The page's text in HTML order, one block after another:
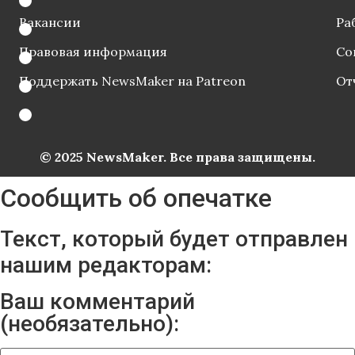
Вакансии
Правовая информация
Поддержать NewsMaker на Patreon
© 2025 NewsMaker. Все права защищены.
Сообщить об опечатке
Текст, который будет отправлен
нашим редакторам:
Ваш комментарий
(необязательно):